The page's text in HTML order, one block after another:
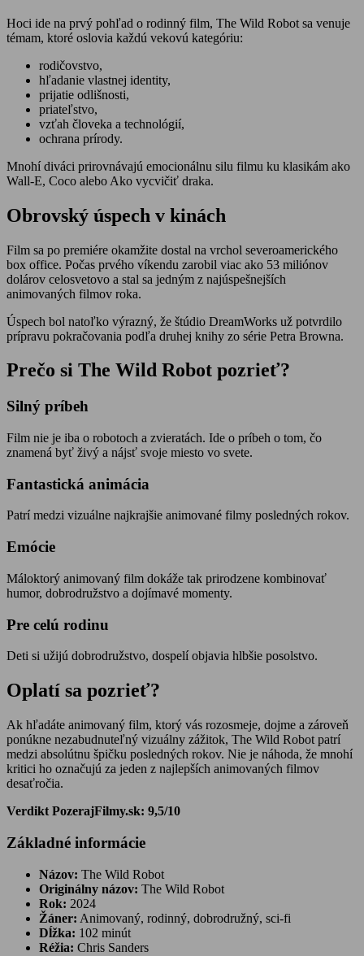
Hoci ide na prvý pohľad o rodinný film, The Wild Robot sa venuje
témam, ktoré oslovia každú vekovú kategóriu:
rodičovstvo,
hľadanie vlastnej identity,
prijatie odlišnosti,
priateľstvo,
vzťah človeka a technológií,
ochrana prírody.
Mnohí diváci prirovnávajú emocionálnu silu filmu ku klasikám ako
Wall-E, Coco alebo Ako vycvičiť draka.
Obrovský úspech v kinách
Film sa po premiére okamžite dostal na vrchol severoamerického
box office. Počas prvého víkendu zarobil viac ako 53 miliónov
dolárov celosvetovo a stal sa jedným z najúspešnejších
animovaných filmov roka.
Úspech bol natoľko výrazný, že štúdio DreamWorks už potvrdilo
prípravu pokračovania podľa druhej knihy zo série Petra Browna.
Prečo si The Wild Robot pozrieť?
Silný príbeh
Film nie je iba o robotoch a zvieratách. Ide o príbeh o tom, čo
znamená byť živý a nájsť svoje miesto vo svete.
Fantastická animácia
Patrí medzi vizuálne najkrajšie animované filmy posledných rokov.
Emócie
Máloktorý animovaný film dokáže tak prirodzene kombinovať
humor, dobrodružstvo a dojímavé momenty.
Pre celú rodinu
Deti si užijú dobrodružstvo, dospelí objavia hlbšie posolstvo.
Oplatí sa pozrieť?
Ak hľadáte animovaný film, ktorý vás rozosmeje, dojme a zároveň
ponúkne nezabudnuteľný vizuálny zážitok, The Wild Robot patrí
medzi absolútnu špičku posledných rokov. Nie je náhoda, že mnohí
kritici ho označujú za jeden z najlepších animovaných filmov
desaťročia.
Verdikt PozerajFilmy.sk: 9,5/10
Základné informácie
Názov: The Wild Robot
Originálny názov: The Wild Robot
Rok: 2024
Žáner: Animovaný, rodinný, dobrodružný, sci-fi
Dĺžka: 102 minút
Réžia: Chris Sanders